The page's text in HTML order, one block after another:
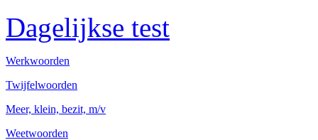
Dagelijkse test
Werkwoorden
Twijfelwoorden
Meer, klein, bezit, m/v
Weetwoorden